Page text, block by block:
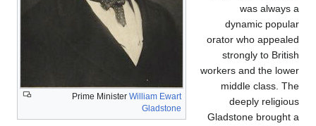
Prime Minister William Ewart
Gladstone
was always a
dynamic popular
orator who appealed
strongly to British
workers and the lower
middle class. The
deeply religious
Gladstone brought a